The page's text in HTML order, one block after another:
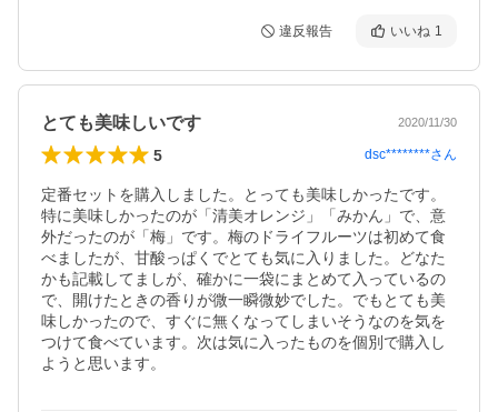
違反報告 いいね 1
とても美味しいです 2020/11/30
5 dsc********さん
定番セットを購入しました。とっても美味しかったです。
特に美味しかったのが「清美オレンジ」「みかん」で、意
外だったのが「梅」です。梅のドライフルーツは初めて食
べましたが、甘酸っぱくでとても気に入りました。どなた
かも記載してましが、確かに一袋にまとめて入っているの
で、開けたときの香りが微一瞬微妙でした。でもとても美
味しかったので、すぐに無くなってしまいそうなのを気を
つけて食べています。次は気に入ったものを個別で購入し
ようと思います。